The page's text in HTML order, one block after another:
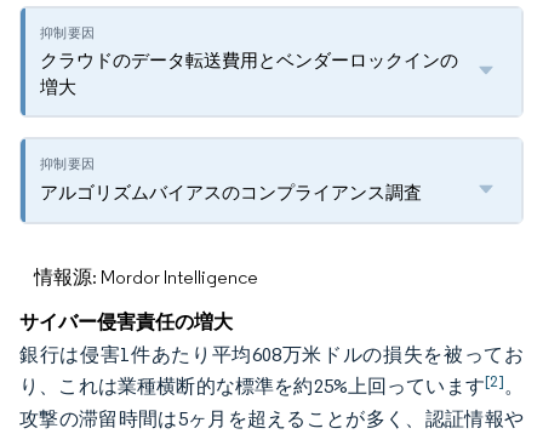
クラウドのデータ転送費用とベンダーロックインの
増大
アルゴリズムバイアスのコンプライアンス調査
情報源: Mordor Intelligence
サイバー侵害責任の増大
銀行は侵害1件あたり平均608万米ドルの損失を被ってお
り、これは業種横断的な標準を約25%上回っています[2]。
攻撃の滞留時間は5ヶ月を超えることが多く、認証情報や